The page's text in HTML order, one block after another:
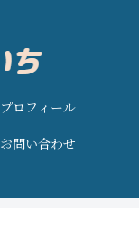
プロフィール
お問い合わせ